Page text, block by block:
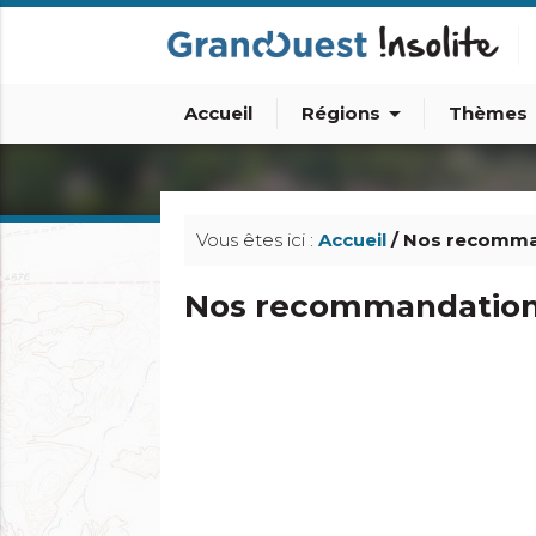
Accueil Régions arrow_drop_down Thèmes
Vous êtes ici :Accueil / Nos
Nos